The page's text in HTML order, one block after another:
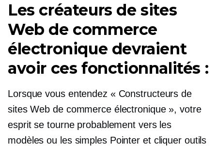
Les créateurs de sites
Web de commerce
électronique devraient
avoir ces fonctionnalités :
Lorsque vous entendez « Constructeurs de
sites Web de commerce électronique », votre
esprit se tourne probablement vers les
modèles ou les simples Pointer et cliqueroutils